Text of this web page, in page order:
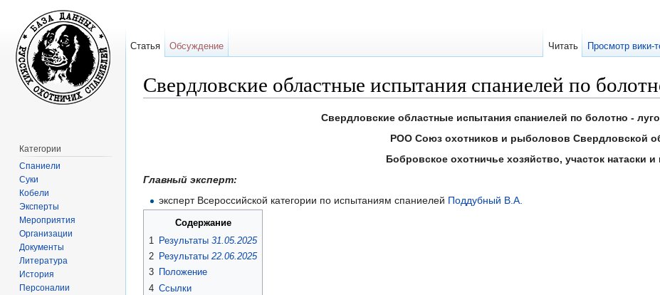
Свердловские областные испытания спаниелей по
Свердловские областные испытания спаниелей по болотно -
РОО Союз охотников и рыболовов Свердловской
Бобровское охотничье хозяйство, участок натаски и
Главный эксперт:
эксперт Всероссийской категории по испытаниям спаниелей Поддубный В.А.
Содержание
1
Результаты 31.05.2025
2 Результаты 22.06.2025
3 Положение
4 Ссылки
Статья Обсуждение Читать Просмотр вики-
Категории
Спаниели
Суки
Кобели
Эксперты
Мероприятия
Организации
Документы
Литература
История
Персоналии